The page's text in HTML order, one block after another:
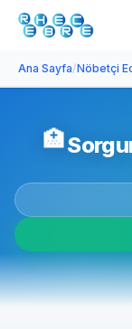
Ana Sayfa/Nöbetçi
🏥